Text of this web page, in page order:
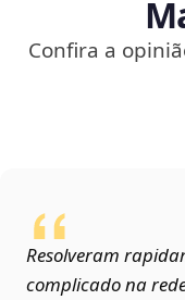
Confira a
Resolveram
complicado na